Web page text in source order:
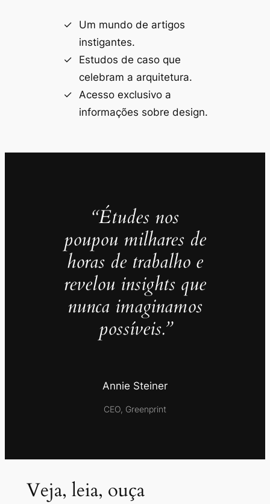
Um mundo de artigos
instigantes.
Estudos de caso que
celebram a arquitetura.
Acesso exclusivo a
informações sobre design.
“Études nos
poupou milhares de
horas de trabalho e
revelou insights que
nunca imaginamos
possíveis.”
Annie Steiner
CEO, Greenprint
Veja, leia, ouça